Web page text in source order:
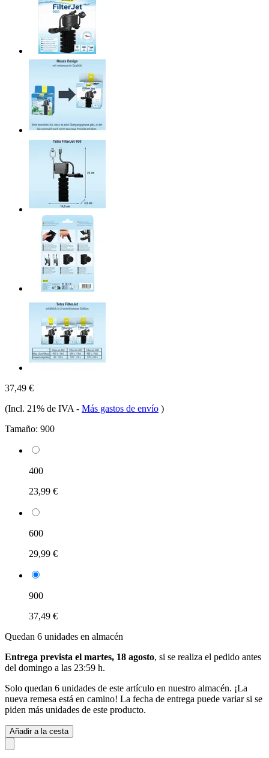
37,49 €
(Incl. 21% de IVA - Más gastos de envío )
Tamaño: 900
400
23,99 €
600
29,99 €
900
37,49 €
Quedan 6 unidades en almacén
Entrega prevista el martes, 18 agosto, si se realiza el pedido antes
del domingo a las 23:59 h.
Solo quedan 6 unidades de este artículo en nuestro almacén. ¡La
nueva remesa está en camino! La fecha de entrega puede variar si se
piden más unidades de este producto.
Añadir a la cesta